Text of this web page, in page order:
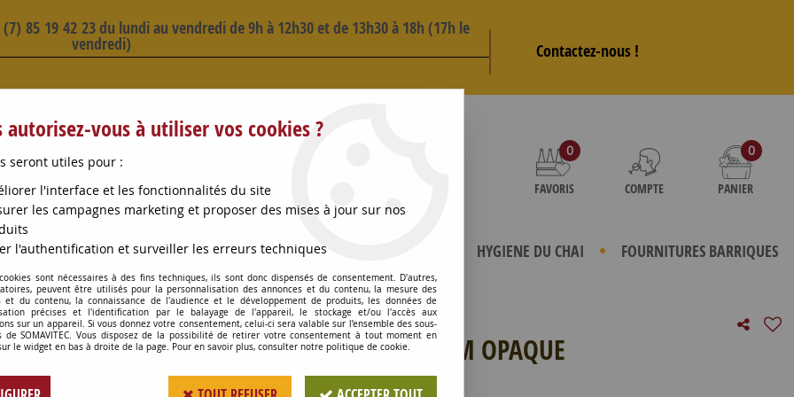
85 19 42 23 du lundi au vendredi de 9h à 12h30 et de 13h30 à 18h (17h le
vendredi) Contactez-nous !
0
FAVORIS COMPTE
0
PANIER
CONSOMMABLES OENOLOGIE HYGIENE DU CHAI FOURNITURES BARRIQUES
A AIR D2100MM OPAQUE
CHAMBRE A AIR D2100MM OPAQUE
autorisez-vous à utiliser vos cookies ?
seront utiles pour :
l'interface et les fonctionnalités du site
les campagnes marketing et proposer des mises à jour sur nos
l'authentification et surveiller les erreurs techniques
sont nécessaires à des fins techniques, ils sont donc dispensés de consentement. D'autres,
peuvent être utilisés pour la personnalisation des annonces et du contenu, la mesure des
et du contenu, la connaissance de l'audience et le développement de produits, les données de
précises et l'identification par le balayage de l'appareil, le stockage et/ou l'accès aux
sur un appareil. Si vous donnez votre consentement, celui-ci sera valable sur l’ensemble des sous-
de SOMAVITEC. Vous disposez de la possibilité de retirer votre consentement à tout moment en
le widget en bas à droite de la page. Pour en savoir plus, consulter notre politique de cookie.